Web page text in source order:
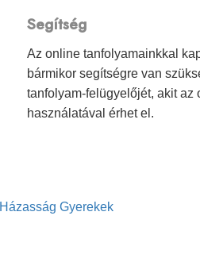
Segítség
Az online tanfolyamainkkal
bármikor segítségre van
tanfolyam-felügyelőjét, akit
használatával érhet el.
Házasság Gyerekek